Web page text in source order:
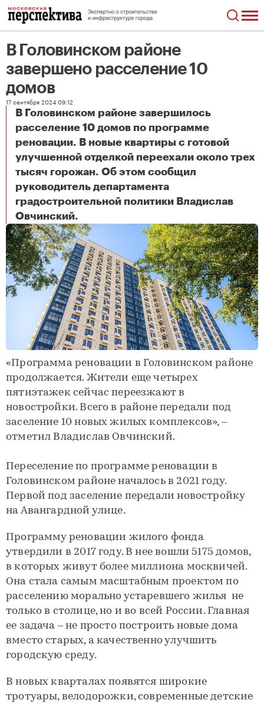
В Головинском районе
завершено расселение 10
домов
17 сентября 2024 09:12
В Головинском районе завершилось
расселение 10 домов по программе
реновации. В новые квартиры с готовой
улучшенной отделкой переехали около трех
тысяч горожан. Об этом сообщил
руководитель департамента
градостроительной политики Владислав
Овчинский.
«Программа реновации в Головинском районе
продолжается. Жители еще четырех
пятиэтажек сейчас переезжают в
новостройки. Всего в районе передали под
заселение 10 новых жилых комплексов», –
отметил Владислав Овчинский.
Переселение по программе реновации в
Головинском районе началось в 2021 году.
Первой под заселение передали новостройку
на Авангардной улице.
Программу реновации жилого фонда
утвердили в 2017 году. В нее вошли 5175 домов,
в которых живут более миллиона москвичей.
Она стала самым масштабным проектом по
расселению морально устаревшего жилья не
только в столице, но и во всей России. Главная
ее задача – не просто построить новые дома
вместо старых, а качественно улучшить
городскую среду.
В новых кварталах появятся широкие
тротуары, велодорожки, современные детские